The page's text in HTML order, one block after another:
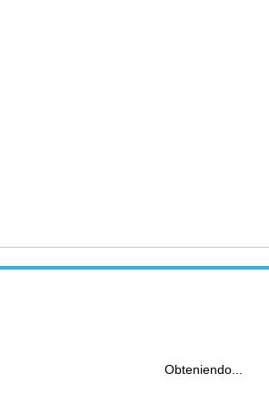
Obteniendo...